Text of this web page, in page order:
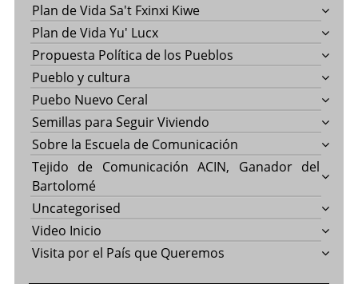
Plan de Vida Sa't Fxinxi Kiwe
Plan de Vida Yu' Lucx
Propuesta Política de los Pueblos
Pueblo y cultura
Puebo Nuevo Ceral
Semillas para Seguir Viviendo
Sobre la Escuela de Comunicación
Tejido de Comunicación ACIN, Ganador del
Bartolomé
Uncategorised
Video Inicio
Visita por el País que Queremos